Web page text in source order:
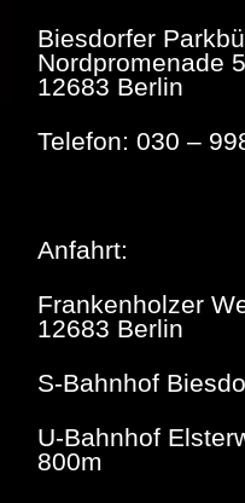
Biesdorfer
Nordpromenade 5
12683 Berlin
Telefon: 030 –
Anfahrt:
Frankenholzer
12683 Berlin
S-Bahnhof
U-Bahnhof
800m